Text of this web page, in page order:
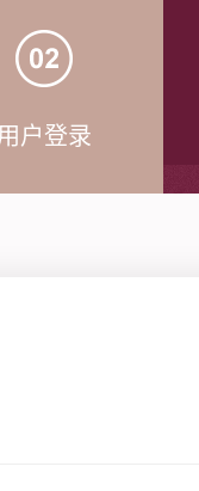
户登录